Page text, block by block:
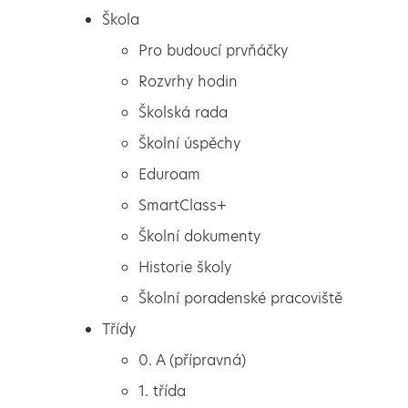
Pro budoucí prvňáčky
Rozvrhy hodin
Školská rada
Škola
Pro budoucí prvňáčky
Rozvrhy hodin
Školská rada
Školní úspěchy
Eduroam
SmartClass+
Školní dokumenty
Historie školy
Školní poradenské pracoviště
Třídy
0. A (přípravná)
1. třída
Plavecký výcvik třetích tříd